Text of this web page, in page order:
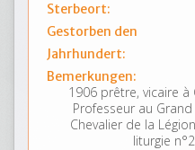
Sterbeort:
Gestorben den
Jahrhundert:
Bemerkungen:
1906 prêtre, vicaire à
Professeur au
Chevalier de la
liturgie